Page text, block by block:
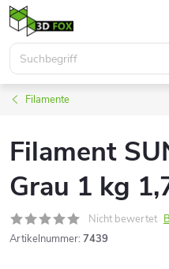
Zum
Inhalt
springen
Filamente
Filament
Grau 1 kg
Nicht bewertet
Artikelnummer: 7439